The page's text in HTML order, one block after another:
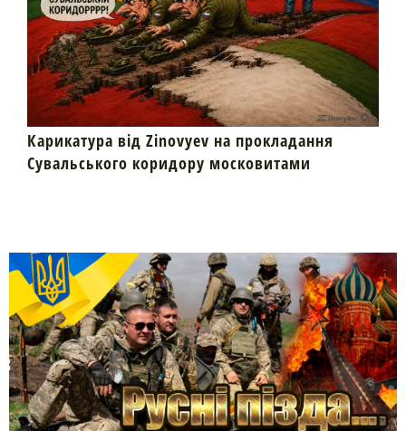
Карикатура від Zinovyev на прокладання
Сувальського коридору московитами